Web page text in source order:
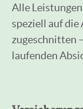
Alle
speziell auf die
zugeschnitten
laufenden